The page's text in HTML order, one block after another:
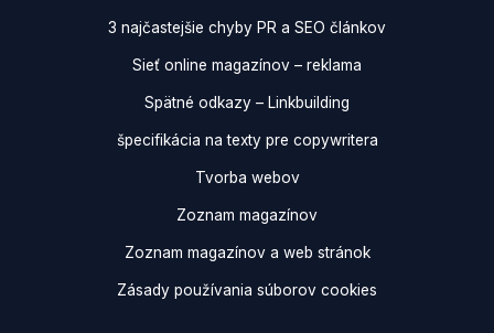
3 najčastejšie chyby PR a SEO článkov
Sieť online magazínov – reklama
Spätné odkazy – Linkbuilding
špecifikácia na texty pre copywritera
Tvorba webov
Zoznam magazínov
Zoznam magazínov a web stránok
Zásady používania súborov cookies